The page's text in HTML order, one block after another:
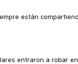
están
entraron a robar